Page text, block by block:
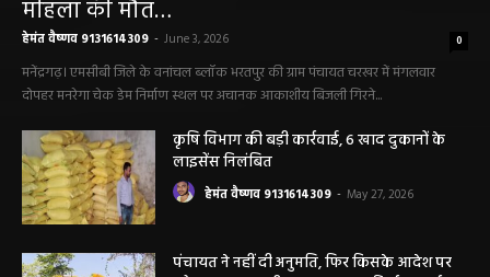
हेमंत वैष्णव 9131614309
मनेंद्रगढ़। एमसीबी जिले के वनांचल ब्लॉक भरतपुर की ग्राम पंचायत चरखर में मंगलवार
दोपहर मनरेगा चेक डेम निर्माण स्थल पर अचानक आकाशीय बिजली गिरने...
कृषि विभाग की बड़ी कार्रवाई, 6 खाद दुकानों के
लाइसेंस निलंबित
हेमंत वैष्णव 9131614309
पंचायत ने नहीं दी अनुमति, फिर किसके आदेश पर